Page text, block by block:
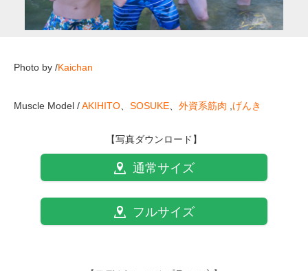
Photo by /Kaichan
Muscle Model /AKIHITO SOSUKE 外資系筋肉 げんき
【写真ダウンロード】
通常サイズ
フルサイズ